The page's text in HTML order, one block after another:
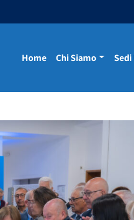
Home Chi Siamo